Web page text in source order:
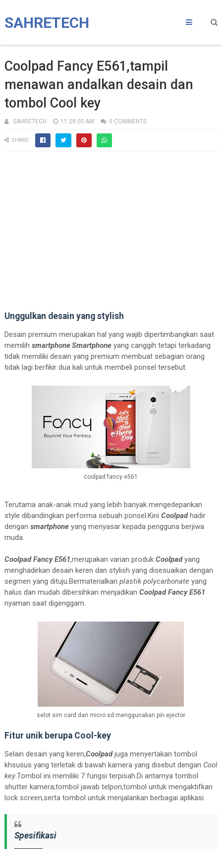
SAHRETECH
Coolpad Fancy E561,tampil
menawan andalkan desain dan
tombol Cool key
SAHRETECH 11:28:00 AM 0 COMMENTS
SHARE:
Unggulkan desain yang stylish
Desain premium merupakan hal yang wajib dipertimbangkan saat
memilih smartphone.Smartphoneyang canggih tetapi terkadang
tidak memiliki desain yang premium membuat sebagian orang
tidak lagi berfikir dua kali untuk membeli ponsel tersebut.
coolpad fancy e561
Terutama anak-anak mud yang lebih banyak mengedepankan
style dibandingkan performa sebuah ponsel.Kini Coolpadhadir
dengan smartphoneyang menyasar kepada pengguna berjiwa
muda.
Coolpad Fancy E561,merupakan varian produk Coolpadyang
menghadirkan desain keren dan stylish yang disesuaikan dengan
segmen yang dituju.Bermaterialkan plastik polycarbonate yang
halus dan mudah dibersihkan menjadikan Coolpad Fancy E561
nyaman saat digenggam.
selot sim card dan micro sd menggunakan pin ejector
Fitur unik berupa Cool-key
Selain desain yang keren,Coolpad juga menyertakan tombol
khsusus yang terletak di bawah kamera yang disebut dengan Cool
key.Tombol ini memiliki 7 fungsi terpisah.Di antarnya tombol
shutter kamera,tombol jawab telpon,tombol untuk mengaktifkan
lock screen,serta tombol untuk menjalankan berbagai aplikasi.
Spesifikasi